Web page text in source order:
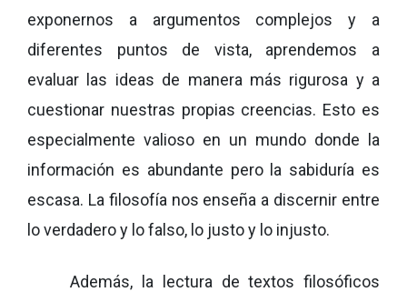
exponernos a argumentos complejos y a
diferentes puntos de vista, aprendemos a
evaluar las ideas de manera más rigurosa y a
cuestionar nuestras propias creencias. Esto es
especialmente valioso en un mundo donde la
información es abundante pero la sabiduría es
escasa. La filosofía nos enseña a discernir entre
lo verdadero y lo falso, lo justo y lo injusto.
Además, la lectura de textos filosóficos